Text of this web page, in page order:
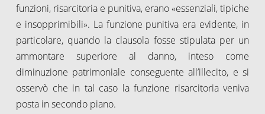
funzioni, risarcitoria e punitiva, erano «essenziali, tipiche
e insopprimibili». La funzione punitiva era evidente, in
particolare, quando la clausola fosse stipulata per un
ammontare superiore al danno, inteso come
diminuzione patrimoniale conseguente all’illecito, e si
osservò che in tal caso la funzione risarcitoria veniva
posta in secondo piano.